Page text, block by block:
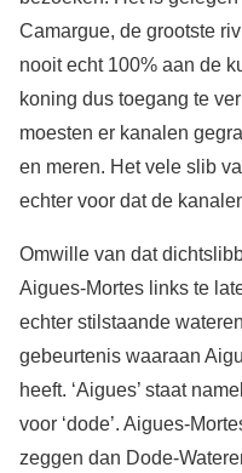
Camargue, de grootste
nooit echt 100% aan de
koning dus toegang te
moesten er kanalen
en meren. Het vele slib
echter voor dat de
Omwille van dat
Aigues-Mortes links te
echter stilstaande
gebeurtenis waaraan
heeft. ‘Aigues’ staat
voor ‘dode’. Aigues-
zeggen dan Dode-